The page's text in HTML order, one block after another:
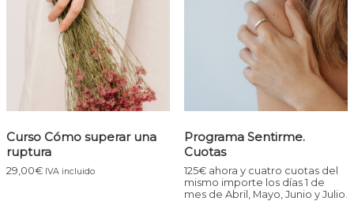
Curso Cómo superar una
ruptura
29,00€ IVA incluido
Programa Sentirme.
Cuotas
125€ ahora y cuatro cuotas del
mismo importe los días 1 de
mes de Abril, Mayo, Junio y Julio.